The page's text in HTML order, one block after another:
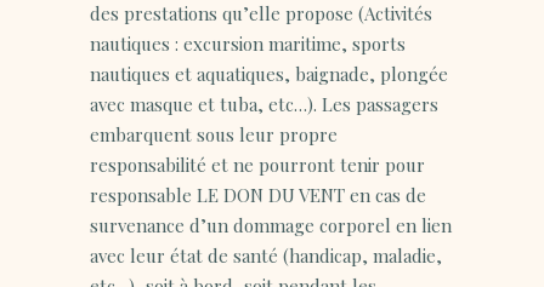
des prestations qu’elle propose (Activités
nautiques : excursion maritime, sports
nautiques et aquatiques, baignade, plongée
avec masque et tuba, etc…). Les passagers
embarquent sous leur propre
responsabilité et ne pourront tenir pour
responsable LE DON DU VENT en cas de
survenance d’un dommage corporel en lien
avec leur état de santé (handicap, maladie,